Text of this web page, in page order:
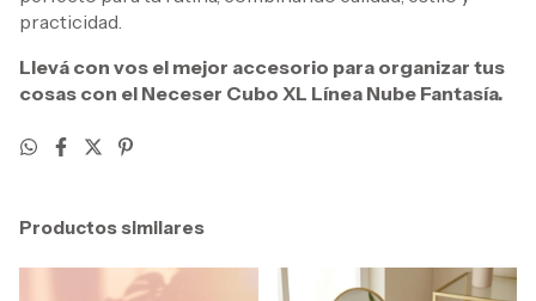
practicidad.
Llevá con vos el mejor accesorio para organizar tus
cosas con el Neceser Cubo XL Línea Nube Fantasía.
Productos similares